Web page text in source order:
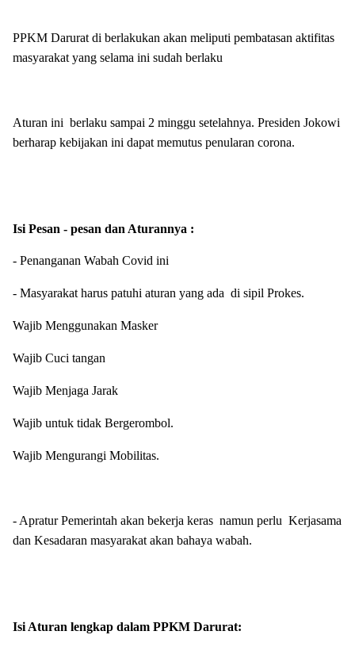
PPKM Darurat di berlakukan akan meliputi pembatasan aktifitas
masyarakat yang selama ini sudah berlaku
Aturan ini berlaku sampai 2 minggu setelahnya. Presiden Jokowi
berharap kebijakan ini dapat memutus penularan corona.
Isi Pesan - pesan dan Aturannya :
- Penanganan Wabah Covid ini
- Masyarakat harus patuhi aturan yang ada di sipil Prokes.
Wajib Menggunakan Masker
Wajib Cuci tangan
Wajib Menjaga Jarak
Wajib untuk tidak Bergerombol.
Wajib Mengurangi Mobilitas.
- Apratur Pemerintah akan bekerja keras namun perlu Kerjasama
dan Kesadaran masyarakat akan bahaya wabah.
Isi Aturan lengkap dalam PPKM Darurat: